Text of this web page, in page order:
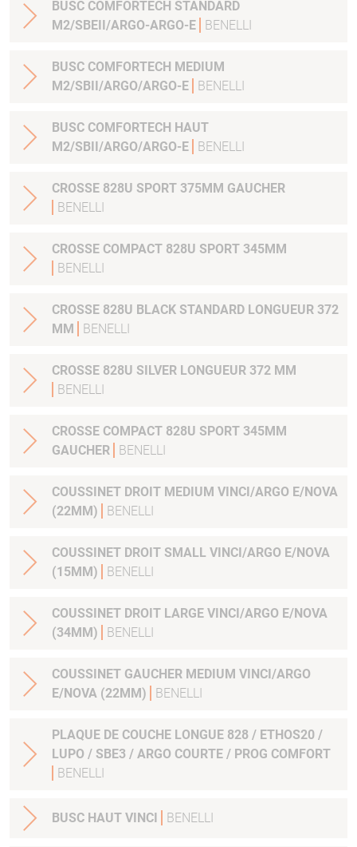
BUSC COMFORTECH STANDARD
M2/SBEII/ARGO-ARGO-E
BENELLI
BUSC COMFORTECH MEDIUM
M2/SBII/ARGO/ARGO-E
BENELLI
BUSC COMFORTECH HAUT
M2/SBII/ARGO/ARGO-E
BENELLI
CROSSE 828U SPORT 375MM GAUCHER
BENELLI
CROSSE COMPACT 828U SPORT 345MM
BENELLI
CROSSE 828U BLACK STANDARD LONGUEUR 372
MM
BENELLI
CROSSE 828U SILVER LONGUEUR 372 MM
BENELLI
CROSSE COMPACT 828U SPORT 345MM
GAUCHER
BENELLI
COUSSINET DROIT MEDIUM VINCI/ARGO E/NOVA
(22MM)
BENELLI
COUSSINET DROIT SMALL VINCI/ARGO E/NOVA
(15MM)
BENELLI
COUSSINET DROIT LARGE VINCI/ARGO E/NOVA
(34MM)
BENELLI
COUSSINET GAUCHER MEDIUM VINCI/ARGO
E/NOVA (22MM)
BENELLI
PLAQUE DE COUCHE LONGUE 828 / ETHOS20 /
LUPO / SBE3 / ARGO COURTE / PROG COMFORT
BENELLI
BUSC HAUT VINCI BENELLI